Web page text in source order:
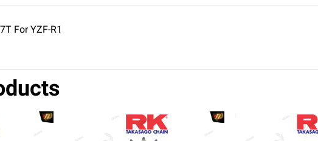
For YZF-R1